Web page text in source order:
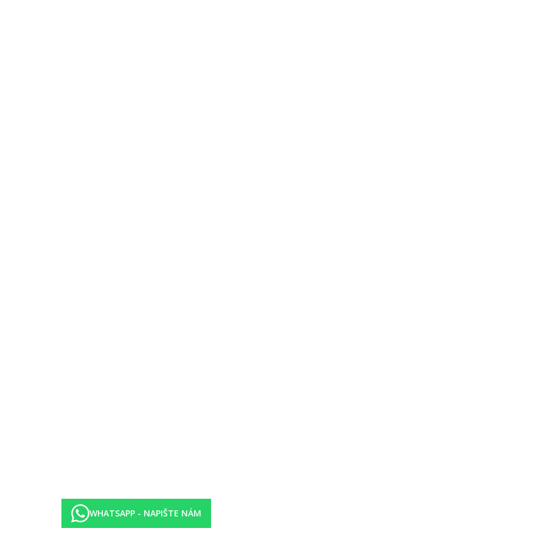
à la carte, bar, knihovna. V zahradě bazén s lehátky a slunečníky zdarma.
klimatizace (zdarma, 15.6-15.9), minilednička, balkon nebo terasa.
uvedené vybavení)
400 m, 1km od největšího aquaparku na ostrově.
hotelu. Taxa není zahrnuta v ceně zájezdu a musí být uhrazena klientem přímo na recepci hotelu. Rozsah a kvalita uvedených služeb a
opatření v dané destinaci.
WHATSAPP - NAPIŠTE NÁM